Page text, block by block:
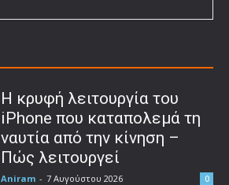
Η κρυφή λειτουργία του
iPhone που καταπολεμά τη
ναυτία από την κίνηση –
Πώς λειτουργεί
Aniram - 7 Αυγούστου 2026 0